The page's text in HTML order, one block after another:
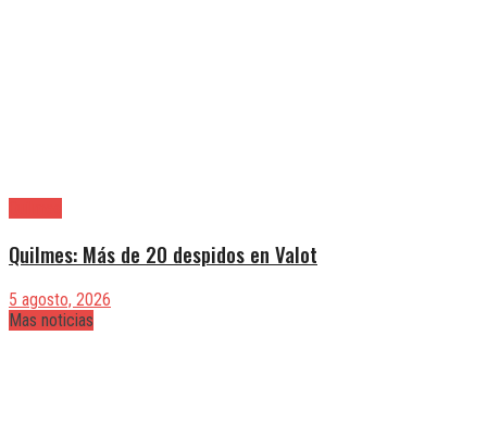
Quilmes: Más de 20 despidos en Valot
5 agosto, 2026
Mas noticias